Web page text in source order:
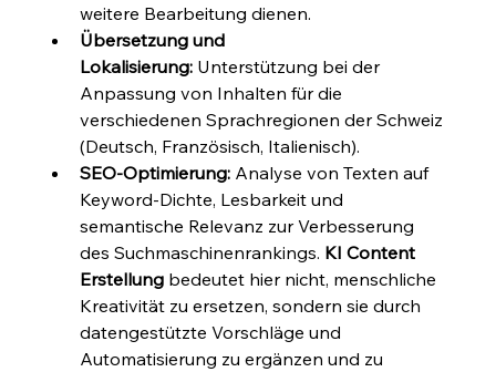
weitere Bearbeitung dienen.
Übersetzung und
Lokalisierung: Unterstützung bei der
Anpassung von Inhalten für die
verschiedenen Sprachregionen der Schweiz
(Deutsch, Französisch, Italienisch).
SEO-Optimierung: Analyse von Texten auf
Keyword-Dichte, Lesbarkeit und
semantische Relevanz zur Verbesserung
des Suchmaschinenrankings. KI Content
Erstellung bedeutet hier nicht, menschliche
Kreativität zu ersetzen, sondern sie durch
datengestützte Vorschläge und
Automatisierung zu ergänzen und zu